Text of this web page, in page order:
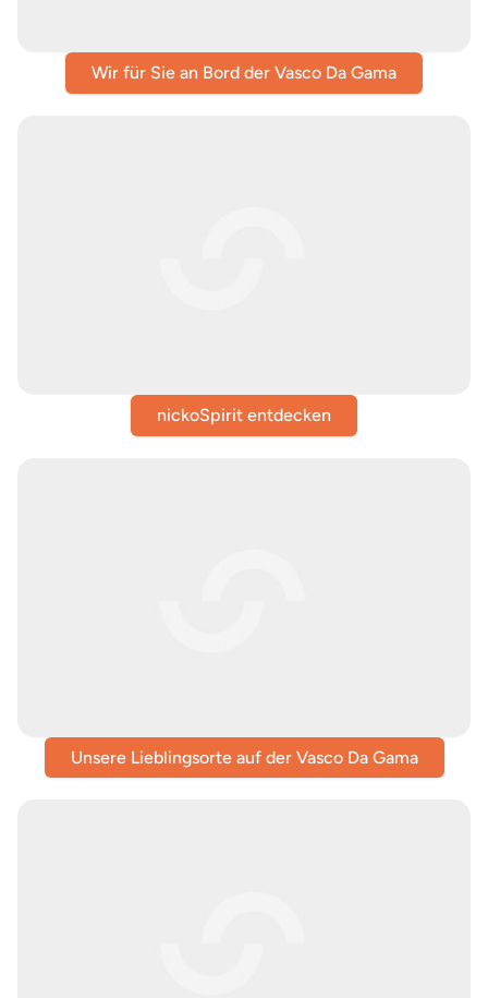
Wir für Sie an Bord der Vasco Da Gama
nickoSpirit entdecken
Unsere Lieblingsorte auf der Vasco Da Gama